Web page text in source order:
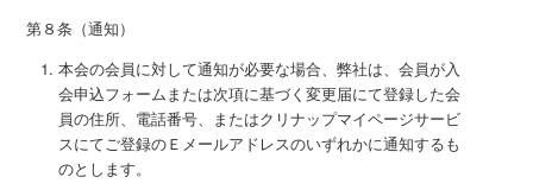
第８条（通知）
本会の会員に対して通知が必要な場合、弊社は、会員が入
会申込フォームまたは次項に基づく変更届にて登録した会
員の住所、電話番号、またはクリナップマイページサービ
スにてご登録のＥメールアドレスのいずれかに通知するも
のとします。